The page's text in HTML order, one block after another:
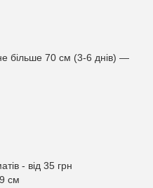
більше 70 см (3-6 днів) —
- від 35 грн
см